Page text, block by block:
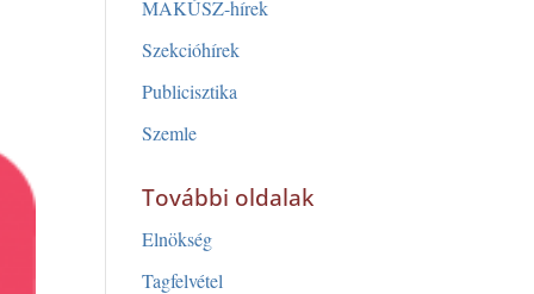
MAKÚSZ-hírek
Szekcióhírek
Publicisztika
Szemle
További oldalak
Elnökség
Tagfelvétel